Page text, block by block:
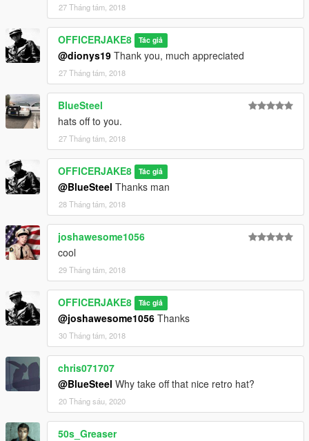
27 Tháng tám, 2018
OFFICERJAKE8 Tác giả
@dionys19 Thank you, much appreciated
27 Tháng tám, 2018
BlueSteel
hats off to you.
27 Tháng tám, 2018
OFFICERJAKE8 Tác giả
@BlueSteel Thanks man
28 Tháng tám, 2018
joshawesome1056
cool
29 Tháng tám, 2018
OFFICERJAKE8 Tác giả
@joshawesome1056 Thanks
30 Tháng tám, 2018
chris071707
@BlueSteel Why take off that nice retro hat?
20 Tháng sáu, 2020
50s_Greaser